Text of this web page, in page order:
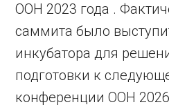
ООН 2023 года .
саммита было
инкубатора для
подготовки к
конференции ООН 2026